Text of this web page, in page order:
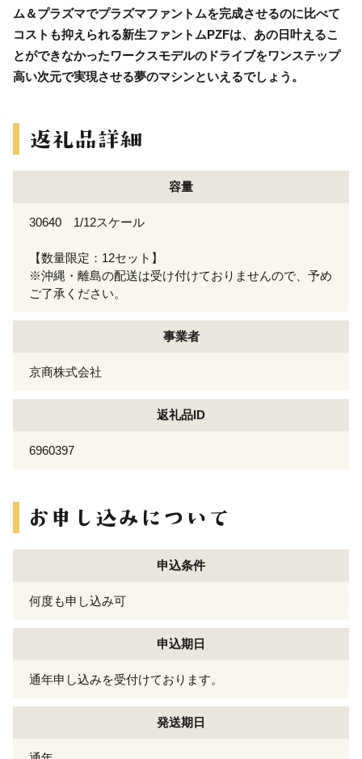
ム＆プラズマでプラズマファントムを完成させるのに比べて
コストも抑えられる新生ファントムPZFは、あの日叶えるこ
とができなかったワークスモデルのドライブをワンステップ
高い次元で実現させる夢のマシンといえるでしょう。
容量
30640 1/12スケール
【数量限定：12セット】
※沖縄・離島の配送は受け付けておりませんので、予め
ご了承ください。
事業者
京商株式会社
返礼品ID
6960397
申込条件
何度も申し込み可
申込期日
通年申し込みを受付けております。
発送期日